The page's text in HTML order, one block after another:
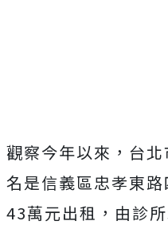
觀察今年以來，台
名是信義區忠孝東
43萬元出租，由診